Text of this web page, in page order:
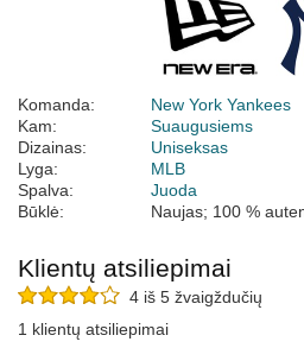
Komanda:
New York Yankees
Kam:
Suaugusiems
Dizainas:
Uniseksas
Lyga:
MLB
Spalva:
Juoda
Būklė:
Naujas; 100 %
Klientų atsiliepimai
4 iš 5 žvaigždučių
1 klientų atsiliepimai